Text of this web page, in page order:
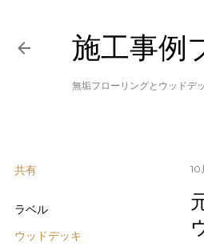
施工事例
無垢フローリングとウッドデ
共有
ラベル
ウッドデッキ
10